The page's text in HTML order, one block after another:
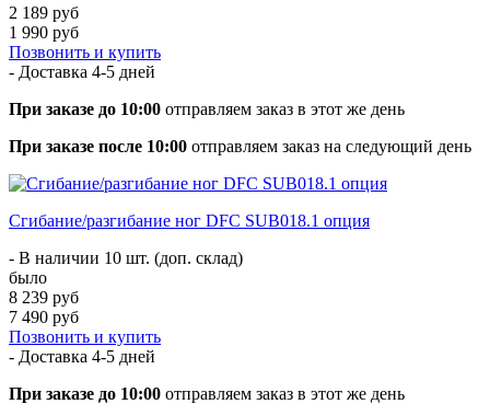
2 189 руб
1 990 руб
Позвонить и купить
- Доставка 4-5 дней
При заказе до 10:00 отправляем заказ в этот же день
При заказе после 10:00 отправляем заказ на следующий день
Сгибание/разгибание ног DFC SUB018.1 опция
- В наличии 10 шт. (доп. склад)
было
8 239 руб
7 490 руб
Позвонить и купить
- Доставка 4-5 дней
При заказе до 10:00 отправляем заказ в этот же день